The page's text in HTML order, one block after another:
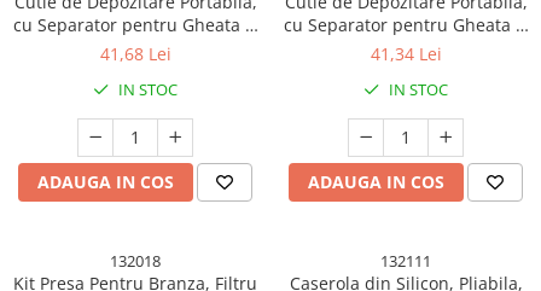
cu Separator pentru Gheata si
Scurgere, Mentine Rece,
cm, Crem/Transparent
41,68 Lei
IN STOC
ADAUGA IN COS
cu Separator pentru Gheata si
Scurgere, Mentine Rece,
cm, Verde/Transparent
41,34 Lei
IN STOC
ADAUGA IN COS
132018
Kit Presa Pentru Branza, Filtru
132111
Caserola din Silicon, Pliabila,